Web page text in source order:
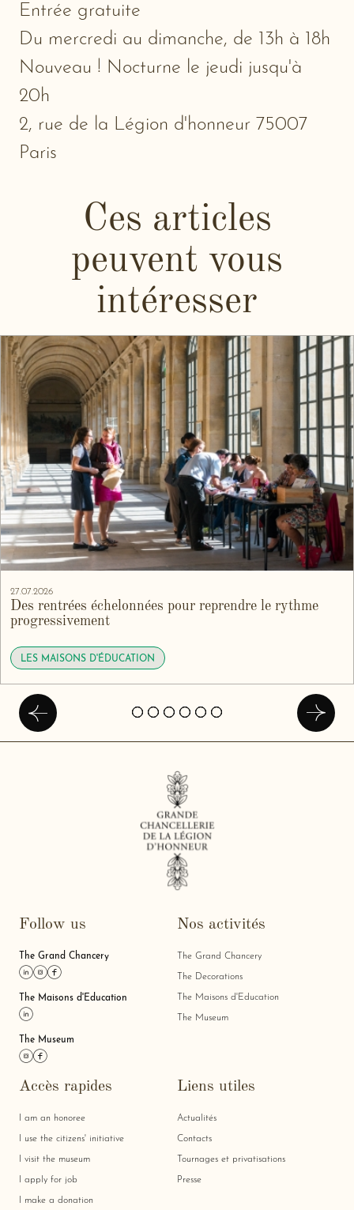
Entrée gratuite
Du mercredi au dimanche, de 13h à 18h
Nouveau ! Nocturne le jeudi jusqu'à
20h
2, rue de la Légion d'honneur 75007
Paris
Ces articles
peuvent vous
intéresser
27.07.2026
Des rentrées échelonnées pour reprendre le rythme
progressivement
LES MAISONS D'ÉDUCATION
Précédent
Follow us
The Grand Chancery
Link linkedin
Link instagram
Link facebook
The Maisons d'Education
The Museum
Link instagram
Nos activités
The Grand Chancery
The Decorations
The Maisons d'Education
The Museum
Accès rapides
I am an honoree
I use the citizens' initiative
I visit the museum
I apply for job
I make a donation
Liens utiles
Actualités
Contacts
Tournages et privatisations
Presse